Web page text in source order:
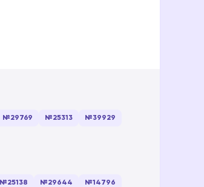
№29769 №25313 №39929
№25138 №29644 №14796